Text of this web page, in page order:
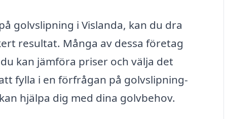
golvslipning i Vislanda, kan du dra
resultat. Många av dessa företag
kan jämföra priser och välja det
fylla i en förfrågan på golvslipning-
hjälpa dig med dina golvbehov.